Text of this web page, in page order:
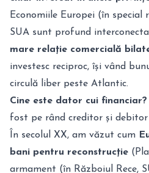
Economiile Europei (în special
SUA sunt profund
mare relație comercială
investesc reciproc, își vând
circulă liber peste Atlantic.
Cine este dator cui financiar?
fost pe rând creditor și
În secolul XX, am văzut cum
bani pentru reconstrucție
armament (în Războiul Rece,